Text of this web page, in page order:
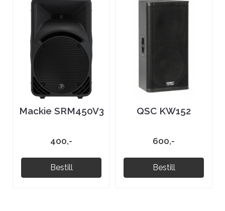
Mackie SRM450V3
400,-
Bestill
QSC KW152
600,-
Bestill